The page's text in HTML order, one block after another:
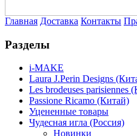
Главная Доставка Контакты
Разделы
i-MAKE
Laura J.Perin Designs
Les brodeuses parisiennes
Passione Ricamo (Китай)
Уцененные товары
Чудесная игла (Россия)
Новинки